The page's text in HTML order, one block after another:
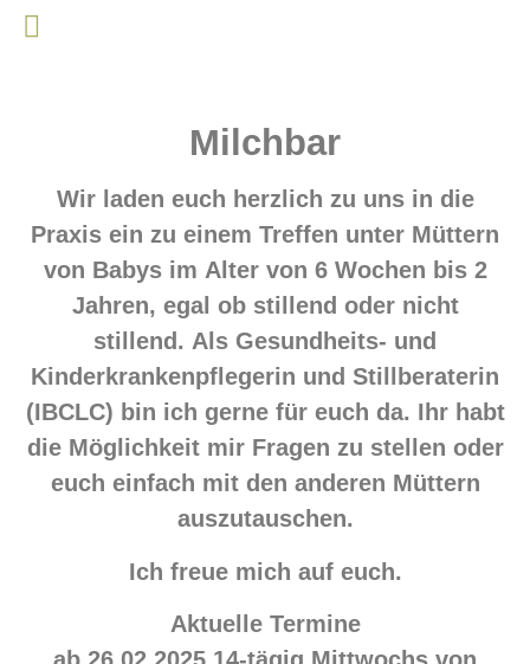
Milchbar
Wir laden euch herzlich zu uns in die
Praxis ein zu einem Treffen unter Müttern
von Babys im Alter von 6 Wochen bis 2
Jahren, egal ob stillend oder nicht
stillend. Als Gesundheits- und
Kinderkrankenpflegerin und Stillberaterin
(IBCLC) bin ich gerne für euch da. Ihr habt
die Möglichkeit mir Fragen zu stellen oder
euch einfach mit den anderen Müttern
auszutauschen.
Ich freue mich auf euch.
Aktuelle Termine